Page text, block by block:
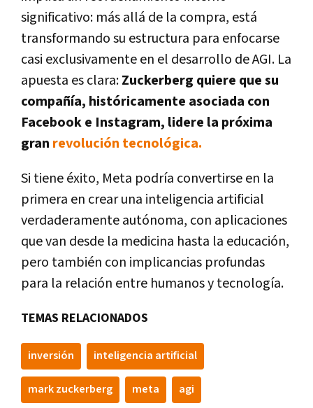
significativo: más allá de la compra, está
transformando su estructura para enfocarse
casi exclusivamente en el desarrollo de AGI. La
apuesta es clara:Zuckerberg quiere que su
compañía, históricamente asociada con
Facebook e Instagram, lidere la próxima
gran revolución tecnológica.
Si tiene éxito, Meta podría convertirse en la
primera en crear una inteligencia artificial
verdaderamente autónoma, con aplicaciones
que van desde la medicina hasta la educación,
pero también con implicancias profundas
para la relación entre humanos y tecnología.
TEMAS RELACIONADOS
inversión inteligencia artificial
mark zuckerberg meta agi